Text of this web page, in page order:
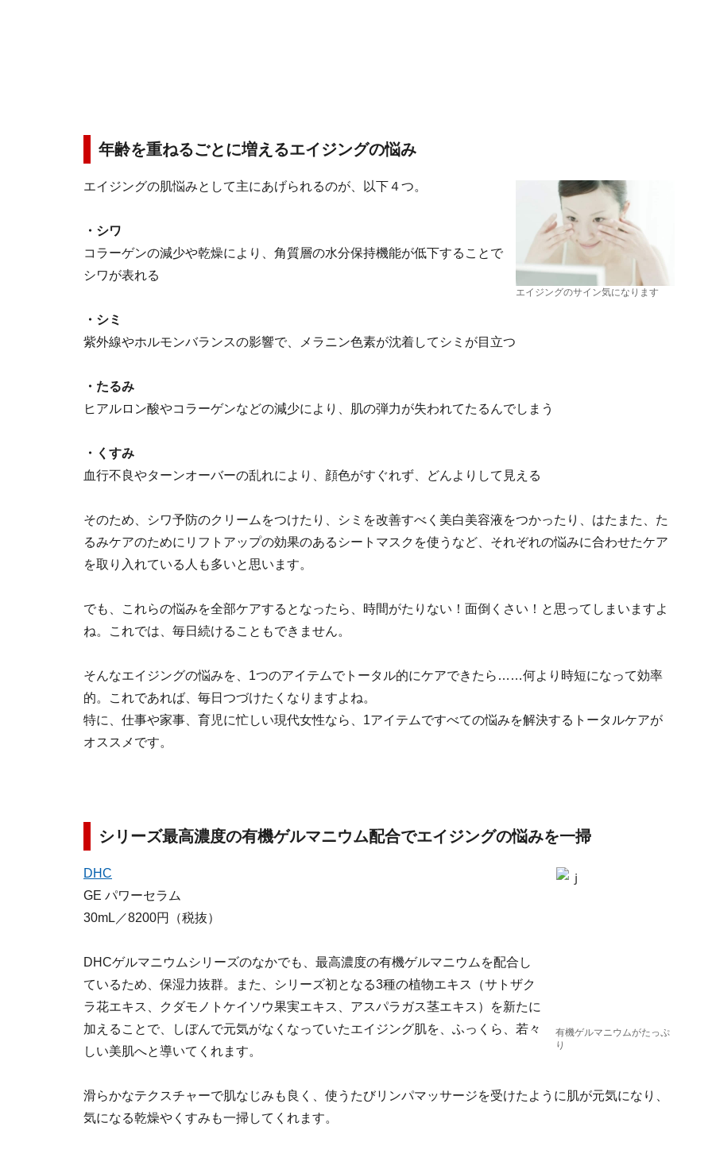
年齢を重ねるごとに増えるエイジングの悩み
エイジングのサイン気になります
エイジングの肌悩みとして主にあげられるのが、以下４つ。
・シワ
コラーゲンの減少や乾燥により、角質層の水分保持機能が低下することで
シワが表れる
・シミ
紫外線やホルモンバランスの影響で、メラニン色素が沈着してシミが目立つ
・たるみ
ヒアルロン酸やコラーゲンなどの減少により、肌の弾力が失われてたるんでしまう
・くすみ
血行不良やターンオーバーの乱れにより、顔色がすぐれず、どんよりして見える
そのため、シワ予防のクリームをつけたり、シミを改善すべく美白美容液をつかったり、はたまた、た
るみケアのためにリフトアップの効果のあるシートマスクを使うなど、それぞれの悩みに合わせたケア
を取り入れている人も多いと思います。
でも、これらの悩みを全部ケアするとなったら、時間がたりない！面倒くさい！と思ってしまいますよ
ね。これでは、毎日続けることもできません。
そんなエイジングの悩みを、1つのアイテムでトータル的にケアできたら……何より時短になって効率
的。これであれば、毎日つづけたくなりますよね。
特に、仕事や家事、育児に忙しい現代女性なら、1アイテムですべての悩みを解決するトータルケアが
オススメです。
シリーズ最高濃度の有機ゲルマニウム配合でエイジングの悩みを一掃
有機ゲルマニウムがたっぷ
り
DHC
GE パワーセラム
30mL／8200円（税抜）
DHCゲルマニウムシリーズのなかでも、最高濃度の有機ゲルマニウムを配合し
ているため、保湿力抜群。また、シリーズ初となる3種の植物エキス（サトザク
ラ花エキス、クダモノトケイソウ果実エキス、アスパラガス茎エキス）を新たに
加えることで、しぼんで元気がなくなっていたエイジング肌を、ふっくら、若々
しい美肌へと導いてくれます。
滑らかなテクスチャーで肌なじみも良く、使うたびリンパマッサージを受けたように肌が元気になり、
気になる乾燥やくすみも一掃してくれます。